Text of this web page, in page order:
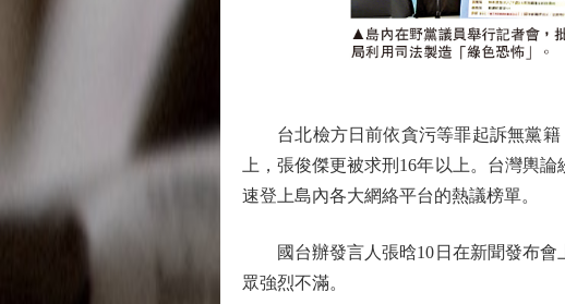
台北檢方日前依貪污等罪起訴無黨籍
上，張俊傑更被求刑16年以上。台灣輿
速登上島內各大網絡平台的熱議榜單。
國台辦發言人張晗10日在新聞發布會
眾強烈不滿。